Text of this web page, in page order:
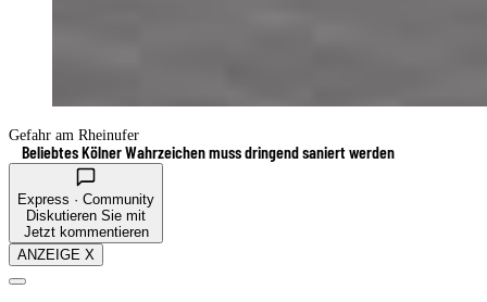
Gefahr am Rheinufer
Beliebtes Kölner Wahrzeichen muss dringend saniert werden
Express · Community
Diskutieren Sie mit
Jetzt kommentieren
ANZEIGE X